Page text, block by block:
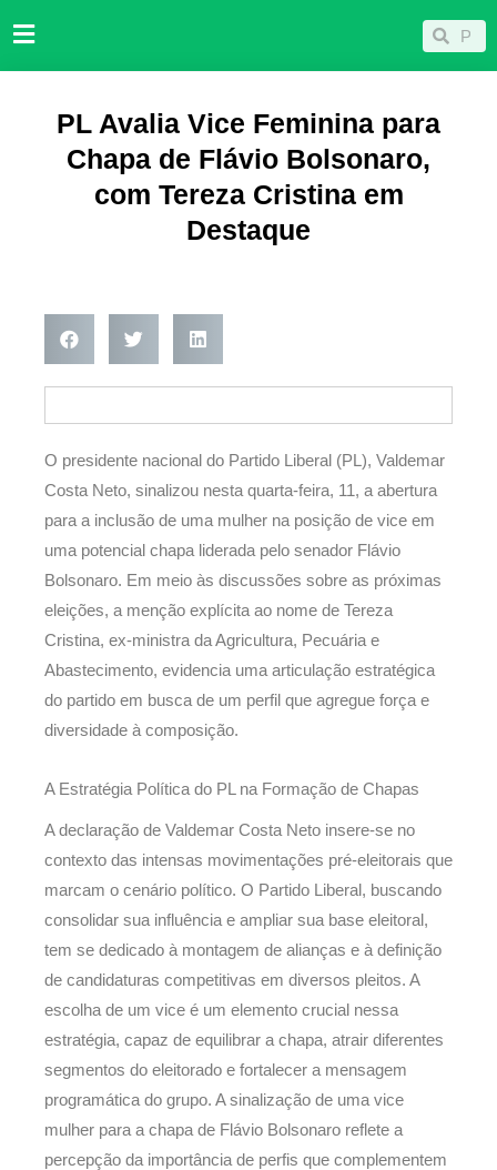
para
Pesquisar
PL Avalia Vice Feminina para
Chapa de Flávio Bolsonaro,
com Tereza Cristina em
Destaque
O presidente nacional do Partido Liberal (PL), Valdemar
Costa Neto, sinalizou nesta quarta-feira, 11, a abertura
para a inclusão de uma mulher na posição de vice em
uma potencial chapa liderada pelo senador Flávio
Bolsonaro. Em meio às discussões sobre as próximas
eleições, a menção explícita ao nome de Tereza
Cristina, ex-ministra da Agricultura, Pecuária e
Abastecimento, evidencia uma articulação estratégica
do partido em busca de um perfil que agregue força e
diversidade à composição.
A Estratégia Política do PL na Formação de Chapas
A declaração de Valdemar Costa Neto insere-se no
contexto das intensas movimentações pré-eleitorais que
marcam o cenário político. O Partido Liberal, buscando
consolidar sua influência e ampliar sua base eleitoral,
tem se dedicado à montagem de alianças e à definição
de candidaturas competitivas em diversos pleitos. A
escolha de um vice é um elemento crucial nessa
estratégia, capaz de equilibrar a chapa, atrair diferentes
segmentos do eleitorado e fortalecer a mensagem
programática do grupo. A sinalização de uma vice
mulher para a chapa de Flávio Bolsonaro reflete a
percepção da importância de perfis que complementem